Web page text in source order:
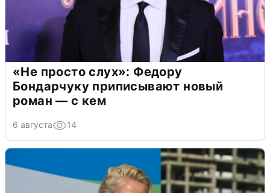
«Не просто слух»: Федору
Бондарчуку приписывают новый
роман — с кем
6 августа 14